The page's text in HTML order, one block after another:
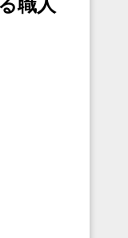
職人